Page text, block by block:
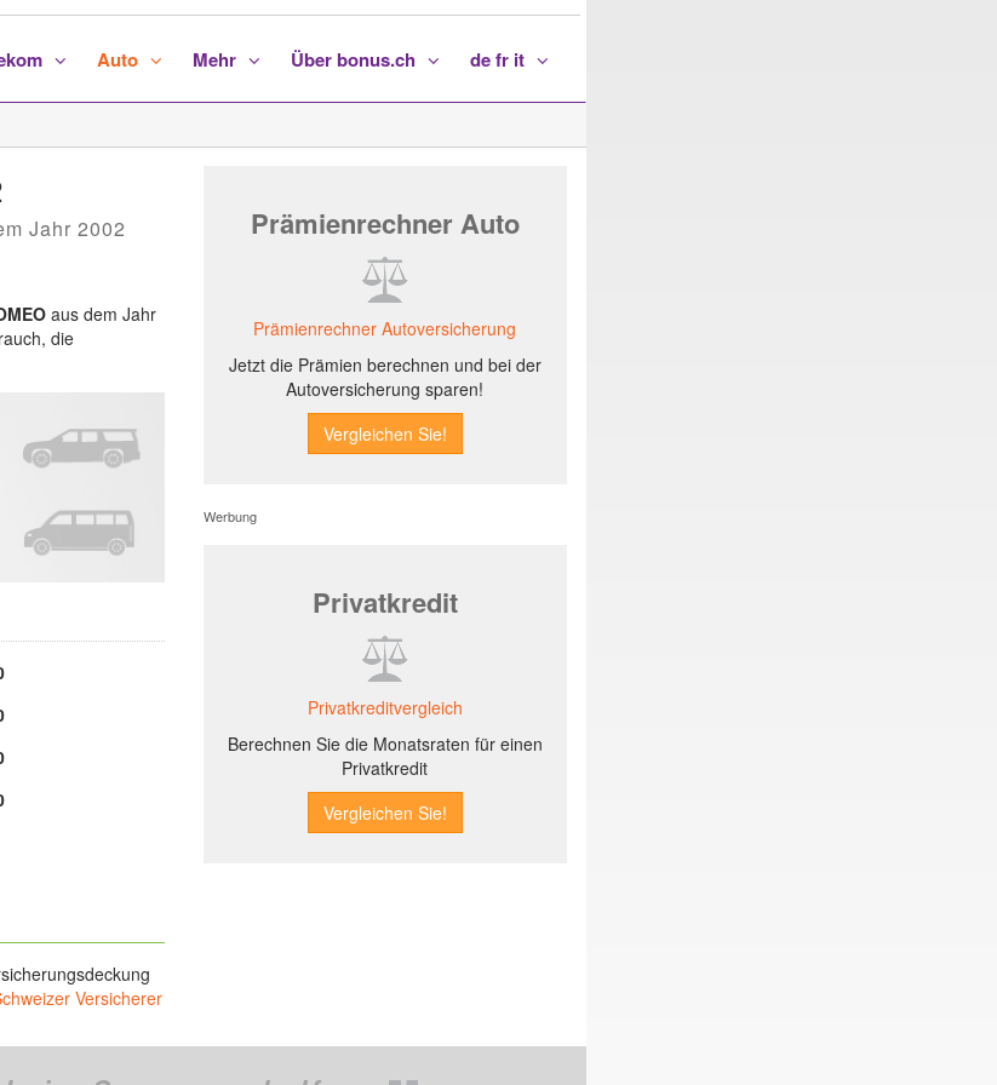
Auto Mehr Über bonus.ch de fr it
Jahr 2002
aus dem Jahr
die
Versicherer
Prämienrechner Auto
Prämienrechner Autoversicherung
Jetzt die Prämien berechnen und bei der
Autoversicherung sparen!
Werbung
Privatkredit
Privatkreditvergleich
Berechnen Sie die Monatsraten für einen
Privatkredit